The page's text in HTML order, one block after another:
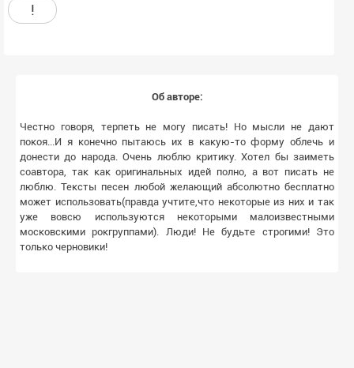
!
Об авторе:
Честно говоря, терпеть не могу писать! Но мысли не дают
покоя...И я конечно пытаюсь их в какую-то форму облечь и
донести до народа. Очень люблю критику. Хотел бы заиметь
соавтора, так как оригинальных идей полно, а вот писать не
люблю. Тексты песен любой желающий абсолютно бесплатно
может использовать(правда учтите,что некоторые из них и так
уже вовсю используются некоторыми малоизвестными
московскими рокгруппами). Люди! Не будьте строгими! Это
только черновики!